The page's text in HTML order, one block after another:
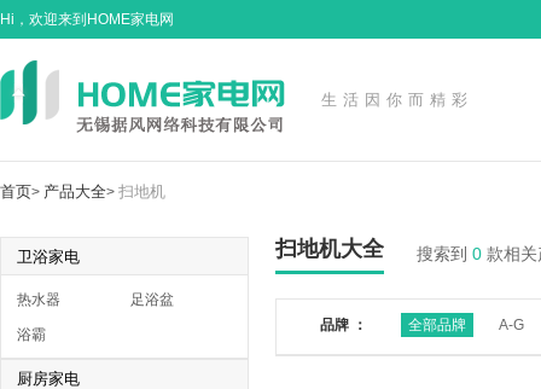
Hi，欢迎来到HOME家电网
生活因你而精彩
首页> 产品大全> 扫地机
卫浴家电
热水器 足浴盆
浴霸
厨房家电
扫地机大全 搜索到 0 款相关
品牌 ： 全部品牌 A-G